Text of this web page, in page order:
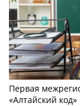
Первая
«Алтайский